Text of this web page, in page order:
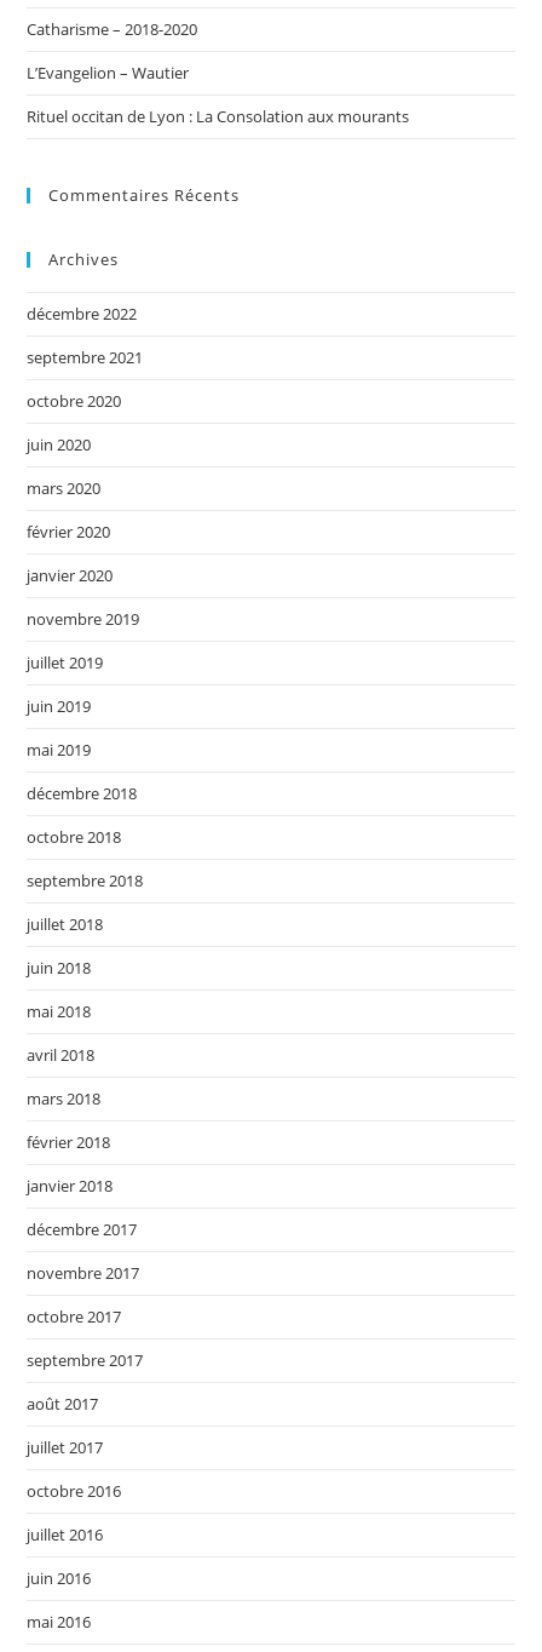
Catharisme – 2018-2020
L’Evangelion – Wautier
Rituel occitan de Lyon : La Consolation aux mourants
Commentaires Récents
Archives
décembre 2022
septembre 2021
octobre 2020
juin 2020
mars 2020
février 2020
janvier 2020
novembre 2019
juillet 2019
juin 2019
mai 2019
décembre 2018
octobre 2018
septembre 2018
juillet 2018
juin 2018
mai 2018
avril 2018
mars 2018
février 2018
janvier 2018
décembre 2017
novembre 2017
octobre 2017
septembre 2017
août 2017
juillet 2017
octobre 2016
juillet 2016
juin 2016
mai 2016